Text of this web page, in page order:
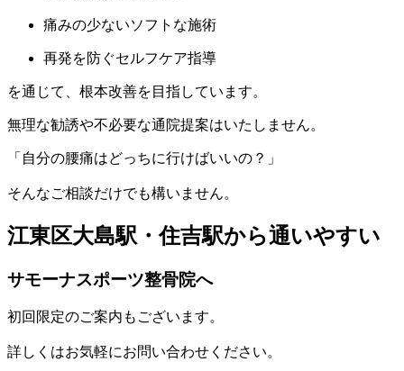
痛みの少ないソフトな施術
再発を防ぐセルフケア指導
を通じて、根本改善を目指しています。
無理な勧誘や不必要な通院提案はいたしません。
「自分の腰痛はどっちに行けばいいの？」
そんなご相談だけでも構いません。
江東区大島駅・住吉駅から通いやすい
サモーナスポーツ整骨院へ
初回限定のご案内もございます。
詳しくはお気軽にお問い合わせください。